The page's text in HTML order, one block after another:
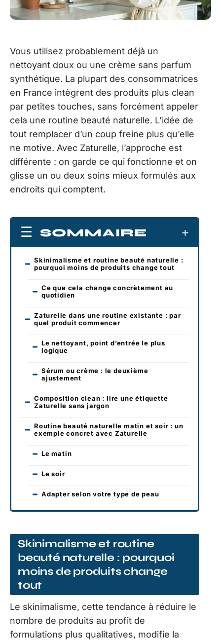
Vous utilisez probablement déjà un
nettoyant doux ou une crème sans parfum
synthétique. La plupart des consommatrices
en France intègrent des produits plus clean
par petites touches, sans forcément appeler
cela une routine beauté naturelle. L’idée de
tout remplacer d’un coup freine plus qu’elle
ne motive. Avec Zaturelle, l’approche est
différente : on garde ce qui fonctionne et on
glisse un ou deux soins mieux formulés aux
endroits qui comptent.
SOMMAIRE
Skinimalisme et routine beauté naturelle :
pourquoi moins de produits change tout
Ce que cela change concrètement au
quotidien
Zaturelle dans une routine existante : par
quel produit commencer
Le nettoyant, point d’entrée le plus
logique
Sérum ou crème : le deuxième
ajustement
Composition clean : lire une étiquette
Zaturelle sans jargon
Routine beauté naturelle matin et soir : un
exemple concret avec Zaturelle
Le matin
Le soir
Adapter selon votre type de peau
Skinimalisme et routine
beauté naturelle : pourquoi
moins de produits change
tout
Le skinimalisme, cette tendance à réduire le
nombre de produits au profit de
formulations plus qualitatives, modifie la